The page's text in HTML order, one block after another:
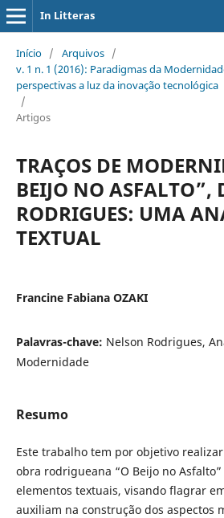
In Litteras
Início / Arquivos /
v. 1 n. 1 (2016): Paradigmas da
perspectivas a luz da inovação tecnológica
/
Artigos
TRAÇOS DE
BEIJO NO ASFALTO”,
RODRIGUES: UMA
TEXTUAL
Francine Fabiana OZAKI
Palavras-chave: Nelson Rodrigues,
Modernidade
Resumo
Este trabalho tem por objetivo
obra rodrigueana “O Beijo no
elementos textuais, visando flagrar
auxiliam na construção dos aspectos